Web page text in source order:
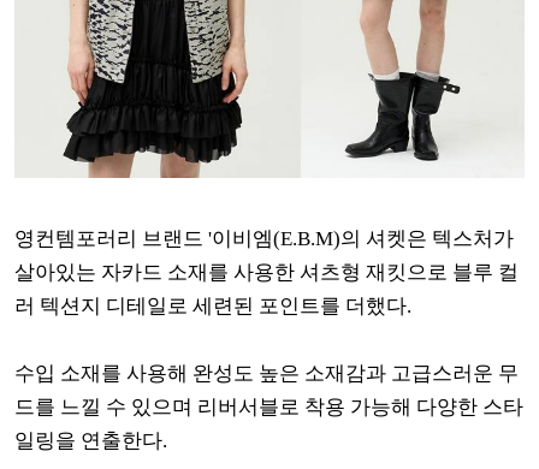
영컨템포러리 브랜드 '이비엠(E.B.M)의 셔켓은 텍스처가
살아있는 자카드 소재를 사용한 셔츠형 재킷으로 블루 컬
러 텍션지 디테일로 세련된 포인트를 더했다.
수입 소재를 사용해 완성도 높은 소재감과 고급스러운 무
드를 느낄 수 있으며 리버서블로 착용 가능해 다양한 스타
일링을 연출한다.